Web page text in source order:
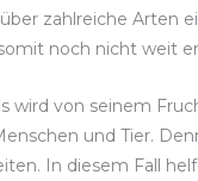
zahlreiche Arten
noch nicht weit
wird von seinem
und Tier.
In diesem Fall